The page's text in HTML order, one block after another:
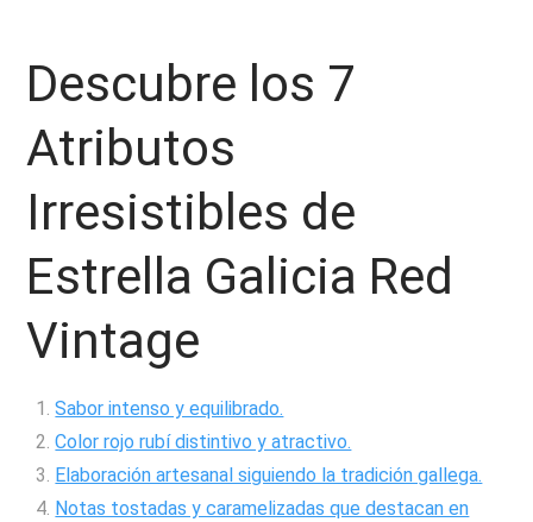
Descubre los 7
Atributos
Irresistibles de
Estrella Galicia Red
Vintage
Sabor intenso y equilibrado.
Color rojo rubí distintivo y atractivo.
Elaboración artesanal siguiendo la tradición gallega.
Notas tostadas y caramelizadas que destacan en